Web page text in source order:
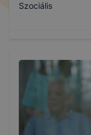
Szociális
409232203
Képzés időtartama
3 év